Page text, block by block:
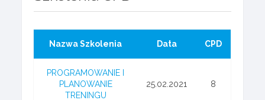
Nazwa Szkolenia Data CPD
PROGRAMOWANIE I
PLANOWANIE
TRENINGU
25.02.2021 8